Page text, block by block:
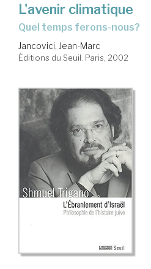
L'avenir climatique
Quel temps ferons-nous?
Jancovici, Jean-Marc
Éditions du Seuil. Paris, 2002